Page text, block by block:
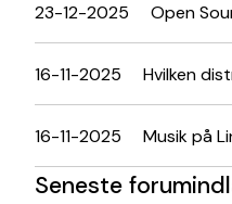
23-12-2025 Open
16-11-2025 Hvilken
16-11-2025 Musik på
Seneste